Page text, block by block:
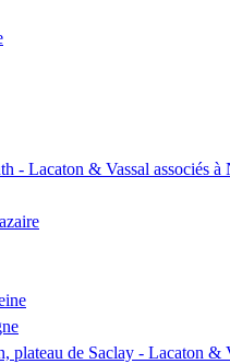
- Lacaton & Vassal associés
plateau de Saclay - Lacaton &